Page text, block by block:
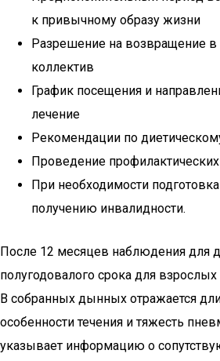
к привычному образу жизни
Разрешение на возвращение в
коллектив
График посещения и
лечение
Рекомендации по
Проведение
При необходимости
получению инвалидности.
После 12 месяцев наблюдения для
полугодовалого срока для взрослых
В собранных дынных отражается
особенности течения и тяжесть
указывает информацию о